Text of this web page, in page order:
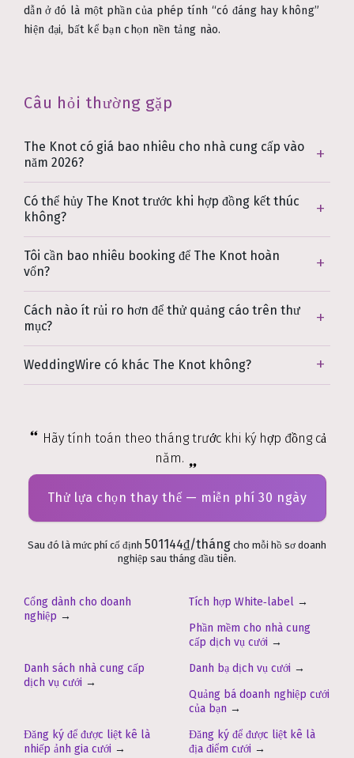
dẫn ở đó là một phần của phép tính “có đáng hay không”
hiện đại, bất kể bạn chọn nền tảng nào.
Câu hỏi thường gặp
The Knot có giá bao nhiêu cho nhà cung cấp vào
năm 2026?
Có thể hủy The Knot trước khi hợp đồng kết thúc
không?
Tôi cần bao nhiêu booking để The Knot hoàn
vốn?
Cách nào ít rủi ro hơn để thử quảng cáo trên thư
mục?
WeddingWire có khác The Knot không?
Hãy tính toán theo tháng trước khi ký hợp đồng cả
năm.
Thử lựa chọn thay thế — miễn phí 30 ngày
Sau đó là mức phí cố định 501144₫/tháng cho mỗi hồ sơ doanh
nghiệp sau tháng đầu tiên.
Cổng dành cho doanh
nghiệp →
Tích hợp White‑label →
Phần mềm cho nhà cung
cấp dịch vụ cưới →
Danh sách nhà cung cấp
dịch vụ cưới →
Danh bạ dịch vụ cưới →
Quảng bá doanh nghiệp cưới
của bạn →
Đăng ký để được liệt kê là
nhiếp ảnh gia cưới →
Đăng ký để được liệt kê là
địa điểm cưới →